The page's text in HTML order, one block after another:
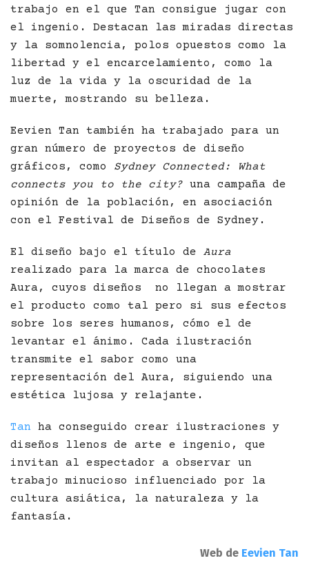
trabajo en el que Tan consigue jugar con
el ingenio. Destacan las miradas directas
y la somnolencia, polos opuestos como la
libertad y el encarcelamiento, como la
luz de la vida y la oscuridad de la
muerte, mostrando su belleza.
Eevien Tan también ha trabajado para un
gran número de proyectos de diseño
gráficos, como Sydney Connected: What
connects you to the city? una campaña de
opinión de la población, en asociación
con el Festival de Diseños de Sydney.
El diseño bajo el título de Aura
realizado para la marca de chocolates
Aura, cuyos diseños no llegan a mostrar
el producto como tal pero si sus efectos
sobre los seres humanos, cómo el de
levantar el ánimo. Cada ilustración
transmite el sabor como una
representación del Aura, siguiendo una
estética lujosa y relajante.
Tan ha conseguido crear ilustraciones y
diseños llenos de arte e ingenio, que
invitan al espectador a observar un
trabajo minucioso influenciado por la
cultura asiática, la naturaleza y la
fantasía.
Web de Eevien Tan